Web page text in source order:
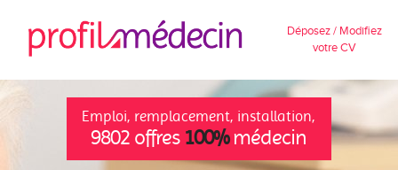
Déposez / Modifiez
votre CV
Emploi, remplacement, installation,
9802 offres 100%médecin